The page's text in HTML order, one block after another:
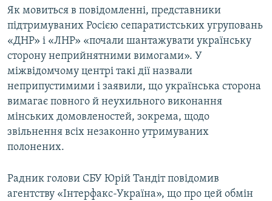
Як мовиться в повідомленні, представники
підтримуваних Росією сепаратистських угруповань
«ДНР» і «ЛНР» «почали шантажувати українську
сторону неприйнятними вимогами». У
міжвідомчому центрі такі дії назвали
неприпустимими і заявили, що українська сторона
вимагає повного й неухильного виконання
мінських домовленостей, зокрема, щодо
звільнення всіх незаконно утримуваних
полонених.
Радник голови СБУ Юрій Тандіт повідомив
агентству «Інтерфакс-Україна», що про цей обмін